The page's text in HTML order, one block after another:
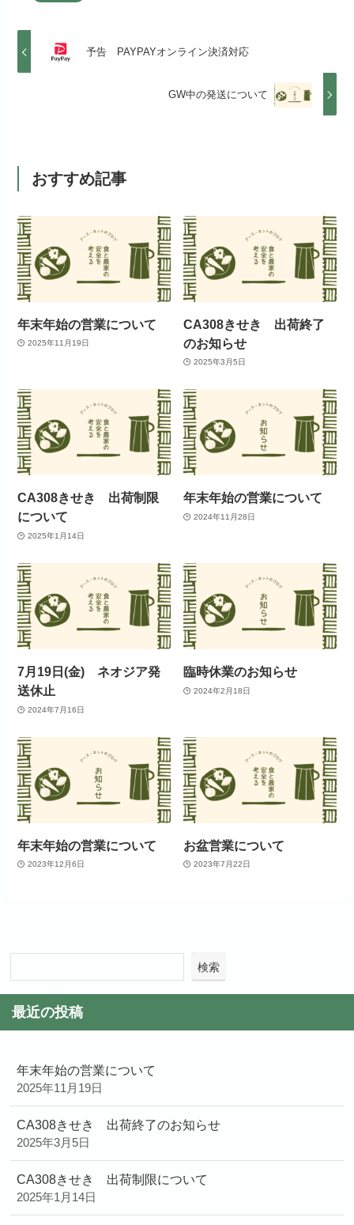
予告 PAYPAYオンライン決済対応
GW中の発送について
おすすめ記事
年末年始の営業について
2025年11月19日
CA308きせき 出荷終了
のお知らせ
2025年3月5日
CA308きせき 出荷制限
について
2025年1月14日
年末年始の営業について
2024年11月28日
7月19日(金) ネオジア発
送休止
2024年7月16日
臨時休業のお知らせ
2024年2月18日
年末年始の営業について
2023年12月6日
お盆営業について
2023年7月22日
検索
最近の投稿
年末年始の営業について
2025年11月19日
CA308きせき 出荷終了のお知らせ
2025年3月5日
CA308きせき 出荷制限について
2025年1月14日